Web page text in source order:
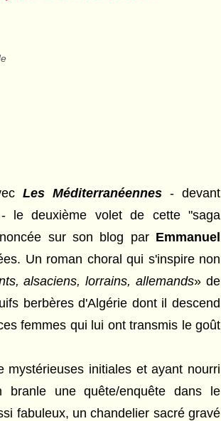
Les Méditerranéennes - devant
deuxième volet de cette "saga
sur son blog par Emmanuel
Un roman choral qui s'inspire non
alsaciens, lorrains, allemands» de
berbères d'Algérie dont il descend
femmes qui lui ont transmis le goût
initiales et ayant nourri
branle une quête/enquête dans le
fabuleux, un chandelier sacré gravé